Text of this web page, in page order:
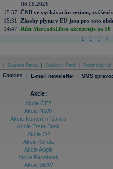
06.08.2026
15:57 ČNB ve vyčkávacím režimu, zvýšení
15:31
Zásoby plynu v EU jsou pro toto
14:47 Růst MercadoLibre akceleruje na
1 2 3 4
Skupina Patria Kariéra v Patrii Podmínky
Cookies | E-mail newsletter | SMS
Akcie:
Akcie ČEZ
Akcie NWR
Akcie Komerční banka
Akcie Erste Bank
Akcie O2
Akcie Kofola
Akcie Apple
Akcie Facebook
Akcie BMW